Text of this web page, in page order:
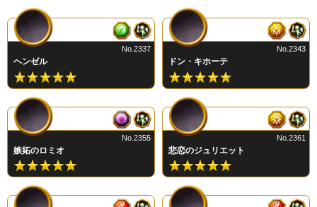
ヘンゼル
No.2337
ドン・キホーテ
No.2343
嫉妬のロミオ
No.2355
悲恋のジュリエット
No.2361